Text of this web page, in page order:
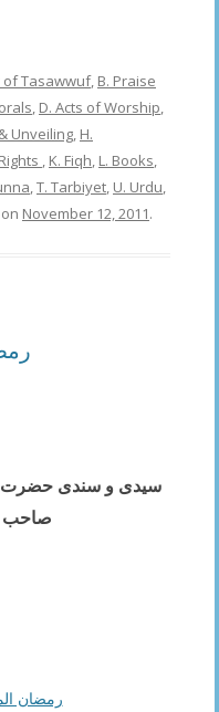
of Tasawwuf, B. Praise
, D. Acts of Worship,
Unveiling, H.
, K. Fiqh, L. Books,
,T. Tarbiyet, U. Urdu,
on November 12, 2011.
سیدی و سندی حضرت
صاحب
رمضان المبارك